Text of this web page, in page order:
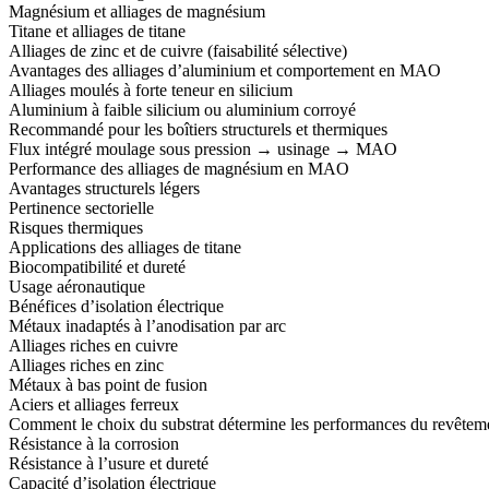
Magnésium et alliages de magnésium
Titane et alliages de titane
Alliages de zinc et de cuivre (faisabilité sélective)
Avantages des alliages d’aluminium et comportement en MAO
Alliages moulés à forte teneur en silicium
Aluminium à faible silicium ou aluminium corroyé
Recommandé pour les boîtiers structurels et thermiques
Flux intégré moulage sous pression → usinage → MAO
Performance des alliages de magnésium en MAO
Avantages structurels légers
Pertinence sectorielle
Risques thermiques
Applications des alliages de titane
Biocompatibilité et dureté
Usage aéronautique
Bénéfices d’isolation électrique
Métaux inadaptés à l’anodisation par arc
Alliages riches en cuivre
Alliages riches en zinc
Métaux à bas point de fusion
Aciers et alliages ferreux
Comment le choix du substrat détermine les performances du
Résistance à la corrosion
Résistance à l’usure et dureté
Capacité d’isolation électrique